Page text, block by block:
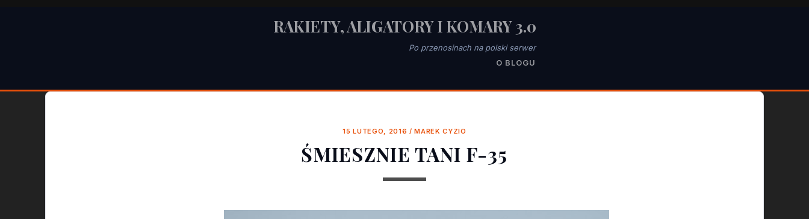
RAKIETY, ALIGATORY I KOMARY 3.0
Po przenosinach na polski serwer
O BLOGU
15 LUTEGO, 2016 /MAREK CYZIO
ŚMIESZNIE TANI F-35